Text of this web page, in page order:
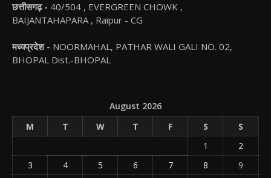
छत्तीसगढ़ - 40/504 , EVERGREEN CHOWK ,
BAIJANTAHAPARA , Raipur - CG
मध्यप्रदेश - NOORMAHAL, PATHAR WALI GALI NO. 02,
BHOPAL Dist.-BHOPAL
August 2026
M
T W T F S
S
1
2
3
4 5 6 7 8
9